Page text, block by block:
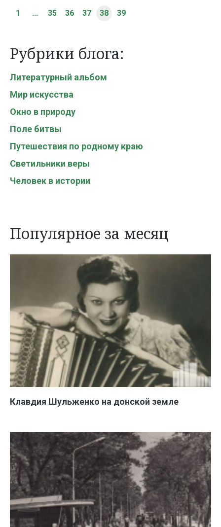
1 ... 35 36 37 38 39
Рубрики блога:
Литературный альбом
Мир искусства
Окно в природу
Поле битвы
Путешествия по родному краю
Светильники веры
Человек в истории
Популярное за месяц
Клавдия Шульженко на донской земле